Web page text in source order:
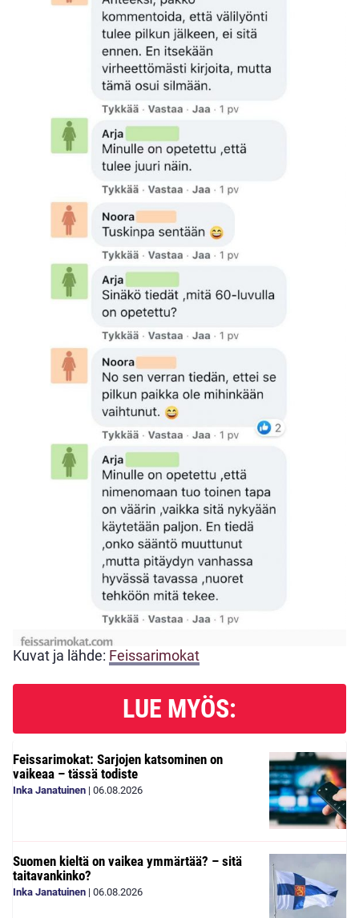
Kuvat ja lähde: Feissarimokat
LUE MYÖS:
Feissarimokat: Sarjojen katsominen on
vaikeaa – tässä todiste
Inka Janatuinen | 06.08.2026
Suomen kieltä on vaikea ymmärtää? – sitä
taitavankinko?
Inka Janatuinen | 06.08.2026